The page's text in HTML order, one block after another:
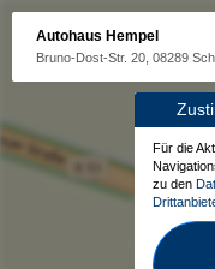
Autohaus Hempel
Bruno-Dost-Str. 20, 08289
Für die
zu den